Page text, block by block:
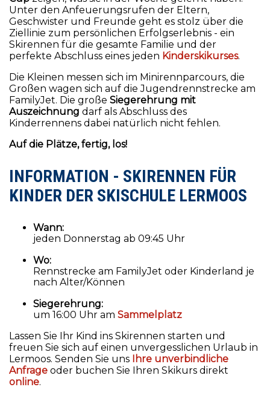
Hauptbüro Kirchplatz 3 in A-6631 Lermoos Dezember -
März
Montag – Freitag 08:30 - 10:30
Samstag & Sonntag 08:30-11:30|15:30-17:30
Wir freuen uns auf eine coole Zeit mit Dir!
Stay tuned on Facebookund Instagram
Auf Wintersehen
Ihr Team Skischule Lermoos und BOBO der Pinguin
+43 5673 2840
Mehr Erfahren
Unter den Anfeuerungsrufen der Eltern,
Geschwister und Freunde geht es stolz über die
Ziellinie zum persönlichen Erfolgserlebnis - ein
Skirennen für die gesamte Familie und der
perfekte Abschluss eines jeden Kinderskikurses.
Die Kleinen messen sich im Minirennparcours, die
Großen wagen sich auf die Jugendrennstrecke am
FamilyJet. Die große Siegerehrung mit
Auszeichnung darf als Abschluss des
Kinderrennens dabei natürlich nicht fehlen.
Auf die Plätze, fertig, los!
INFORMATION - SKIRENNEN FÜR
KINDER DER SKISCHULE LERMOOS
Wann:
jeden Donnerstag ab 09:45 Uhr
Wo:
Rennstrecke am FamilyJet oder Kinderland je
nach Alter/Können
Siegerehrung:
um 16:00 Uhr am Sammelplatz
Lassen Sie Ihr Kind ins Skirennen starten und
freuen Sie sich auf einen unvergesslichen Urlaub in
Lermoos. Senden Sie uns Ihre unverbindliche
Anfrage oder buchen Sie Ihren Skikurs direkt
online.